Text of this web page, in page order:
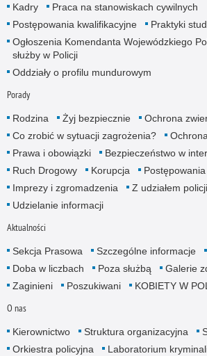
Kadry
Praca na stanowiskach cywilnych
Postępowania kwalifikacyjne
Praktyki
Ogłoszenia Komendanta Wojewódzkiego
służby w Policji
Oddziały o profilu mundurowym
Porady
Rodzina Żyj bezpiecznie
Ochrona
Co zrobić w sytuacji zagrożenia?
Prawa i obowiązki
Bezpieczeństwo w
Ruch Drogowy
Korupcja
Imprezy i zgromadzenia
Z udziałem policji
Udzielanie informacji
Aktualności
Sekcja Prasowa Szczególne informacje
Doba w liczbach
Poza służbą Galerie
Zaginieni
Poszukiwani KOBIETY W
O nas
Kierownictwo Struktura organizacyjna
Orkiestra policyjna
Laboratorium